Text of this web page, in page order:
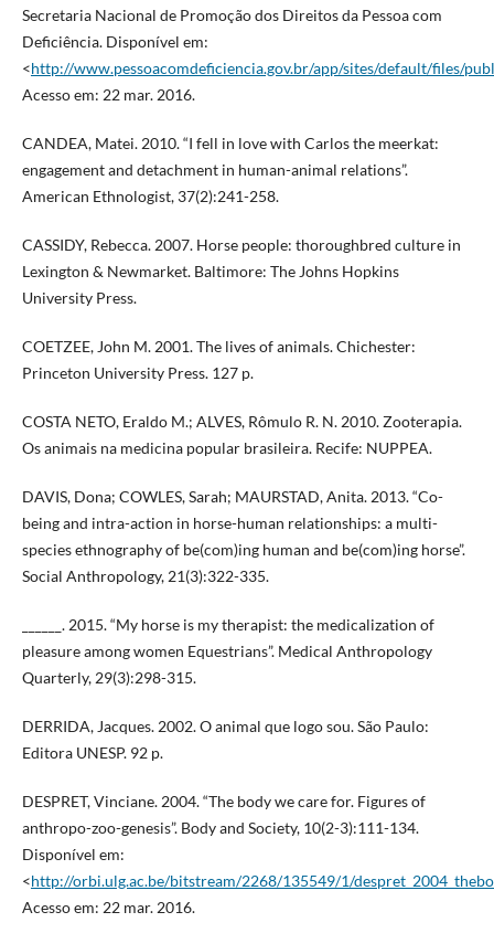
Secretaria Nacional de Promoção dos Direitos da Pessoa com
Deficiência. Disponível em:
<http://www.pessoacomdeficiencia.gov.br/app/sites/default/files/
Acesso em: 22 mar. 2016.
CANDEA, Matei. 2010. “I fell in love with Carlos the meerkat:
engagement and detachment in human-animal relations”.
American Ethnologist, 37(2):241-258.
CASSIDY, Rebecca. 2007. Horse people: thoroughbred culture in
Lexington & Newmarket. Baltimore: The Johns Hopkins
University Press.
COETZEE, John M. 2001. The lives of animals. Chichester:
Princeton University Press. 127 p.
COSTA NETO, Eraldo M.; ALVES, Rômulo R. N. 2010. Zooterapia.
Os animais na medicina popular brasileira. Recife: NUPPEA.
DAVIS, Dona; COWLES, Sarah; MAURSTAD, Anita. 2013. “Co-
being and intra-action in horse-human relationships: a multi-
species ethnography of be(com)ing human and be(com)ing horse”.
Social Anthropology, 21(3):322-335.
______. 2015. “My horse is my therapist: the medicalization of
pleasure among women Equestrians”. Medical Anthropology
Quarterly, 29(3):298-315.
DERRIDA, Jacques. 2002. O animal que logo sou. São Paulo:
Editora UNESP. 92 p.
DESPRET, Vinciane. 2004. “The body we care for. Figures of
anthropo-zoo-genesis”. Body and Society, 10(2-3):111-134.
Disponível em:
<http://orbi.ulg.ac.be/bitstream/2268/135549/1/
Acesso em: 22 mar. 2016.